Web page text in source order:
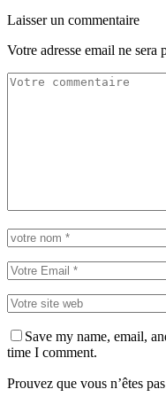
Laisser un commentaire
Votre adresse email ne sera
Save my name, email,
time I comment.
Prouvez que vous n’êtes